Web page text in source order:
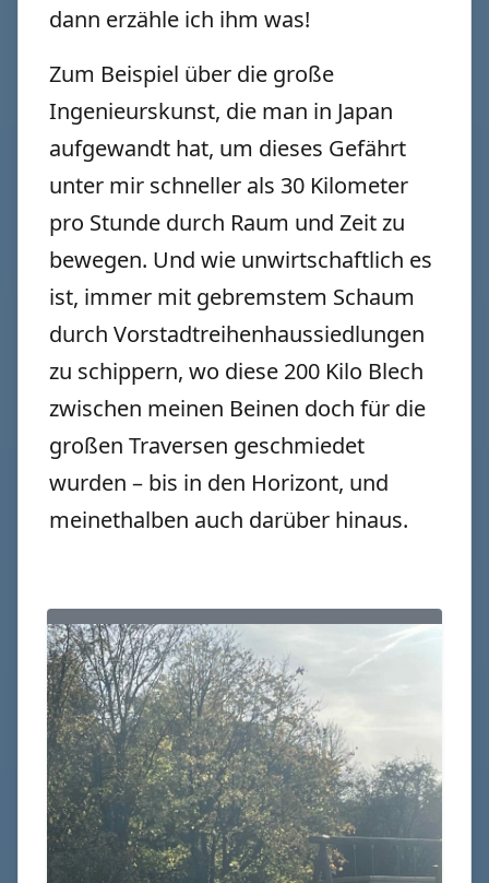
dann erzähle ich ihm was!
Zum Beispiel über die große
Ingenieurskunst, die man in Japan
aufgewandt hat, um dieses Gefährt
unter mir schneller als 30 Kilometer
pro Stunde durch Raum und Zeit zu
bewegen. Und wie unwirtschaftlich es
ist, immer mit gebremstem Schaum
durch Vorstadtreihenhaussiedlungen
zu schippern, wo diese 200 Kilo Blech
zwischen meinen Beinen doch für die
großen Traversen geschmiedet
wurden – bis in den Horizont, und
meinethalben auch darüber hinaus.